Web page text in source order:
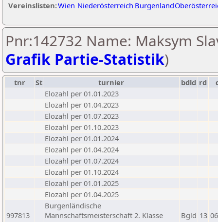
Vereinslisten:Wien Niederösterreich Burgenland
Pnr:142732 Name: Maksym
Grafik Partie-Statistik)
tnr St turnier bdld rd
Elozahl per 01.01.2023
Elozahl per 01.04.2023
Elozahl per 01.07.2023
Elozahl per 01.10.2023
Elozahl per 01.01.2024
Elozahl per 01.04.2024
Elozahl per 01.07.2024
Elozahl per 01.10.2024
Elozahl per 01.01.2025
Elozahl per 01.04.2025
997813
Burgenländische
Mannschaftsmeisterschaft 2. Klasse
Bgld 13